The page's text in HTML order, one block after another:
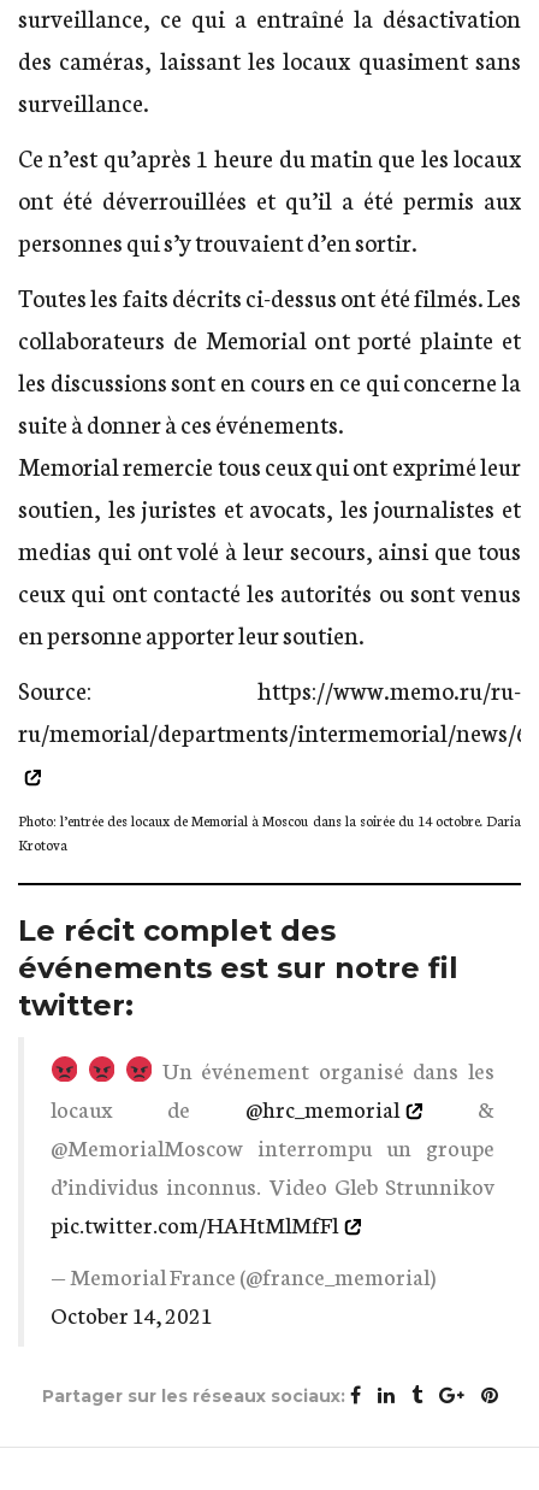
surveillance, ce qui a entraîné la désactivation
des caméras, laissant les locaux quasiment sans
surveillance.
Ce n’est qu’après 1 heure du matin que les locaux
ont été déverrouillées et qu’il a été permis aux
personnes qui s’y trouvaient d’en sortir.
Toutes les faits décrits ci-dessus ont été filmés. Les
collaborateurs de Memorial ont porté plainte et
les discussions sont en cours en ce qui concerne la
suite à donner à ces événements.
Memorial remercie tous ceux qui ont exprimé leur
soutien, les juristes et avocats, les journalistes et
medias qui ont volé à leur secours, ainsi que tous
ceux qui ont contacté les autorités ou sont venus
en personne apporter leur soutien.
Source: https://www.memo.ru/ru-
ru/memorial/departments/intermemorial/news/
Photo: l’entrée des locaux de Memorial à Moscou dans la soirée du 14 octobre. Daria
Krotova
Le récit complet des
événements est sur notre fil
twitter:
Un événement organisé dans les
locaux de @hrc_memorial
&
@MemorialMoscow interrompu un groupe
d’individus inconnus. Video Gleb Strunnikov
pic.twitter.com/HAHtMlMfFl
— Memorial France (@france_memorial)
October 14, 2021
Partager sur les réseaux sociaux: